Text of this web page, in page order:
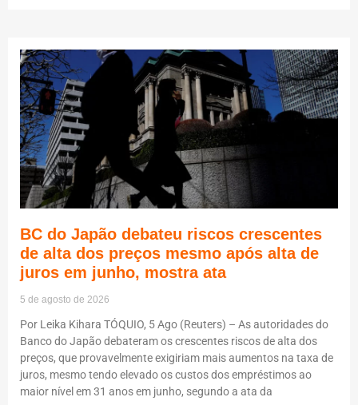
BC do Japão debateu riscos crescentes
de alta dos preços mesmo após alta de
juros em junho, mostra ata
5 de agosto de 2026
Por Leika Kihara TÓQUIO, 5 Ago (Reuters) – As autoridades do
Banco do Japão debateram os crescentes riscos de alta dos
preços, que provavelmente exigiriam mais aumentos na taxa de
juros, mesmo tendo elevado os custos dos empréstimos ao
maior nível em 31 anos em junho, segundo a ata da